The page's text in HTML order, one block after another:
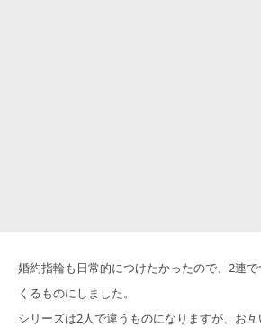
婚約指輪も日常的につけたかったので、2連
くるものにしました。
シリーズは2人で違うものになりますが、お